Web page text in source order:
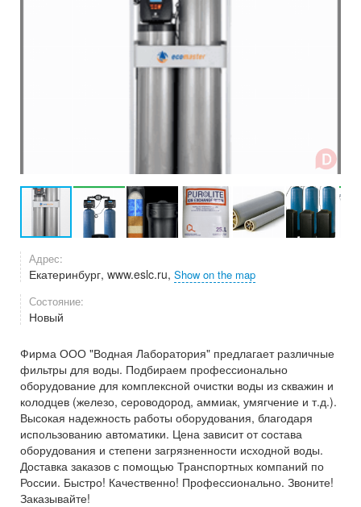
Адрес:
Екатеринбург, www.eslc.ru, Show on the map
Состояние:
Новый
Фирма ООО "Водная Лаборатория" предлагает различные
фильтры для воды. Подбираем профессионально
оборудование для комплексной очистки воды из скважин и
колодцев (железо, сероводород, аммиак, умягчение и т.д.).
Высокая надежность работы оборудования, благодаря
использованию автоматики. Цена зависит от состава
оборудования и степени загрязненности исходной воды.
Доставка заказов с помощью Транспортных компаний по
России. Быстро! Качественно! Профессионально. Звоните!
Заказывайте!